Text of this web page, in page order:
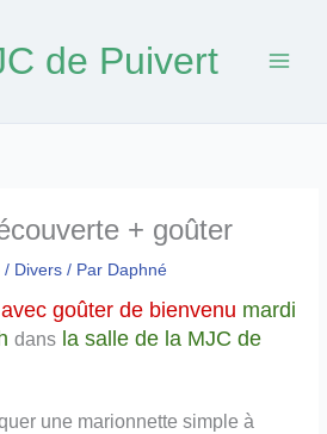
de Puivert
+ goûter
/ Divers / Par Daphné
goûter de bienvenu mardi
dans la salle de la MJC de
une marionnette simple à